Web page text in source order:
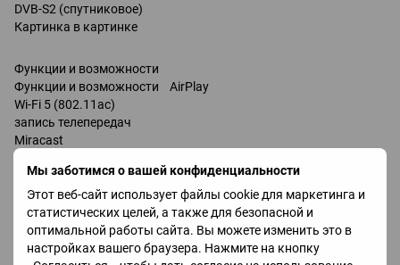
Мы заботимся о вашей конфиденциальности
Этот веб-сайт использует файлы cookie для маркетинга и
статистических целей, а также для безопасной и
оптимальной работы сайта. Вы можете изменить это в
настройках вашего браузера. Нажмите на кнопку
DVB-S2 (спутниковое)
Картинка в картинке
Функции и возможности
Функции и возможности AirPlay
Wi-Fi 5 (802.11ac)
запись телепередач
Miracast
поддержка DLNA
управление голосом
Amazon Alexa
Google Assistant
Bixby